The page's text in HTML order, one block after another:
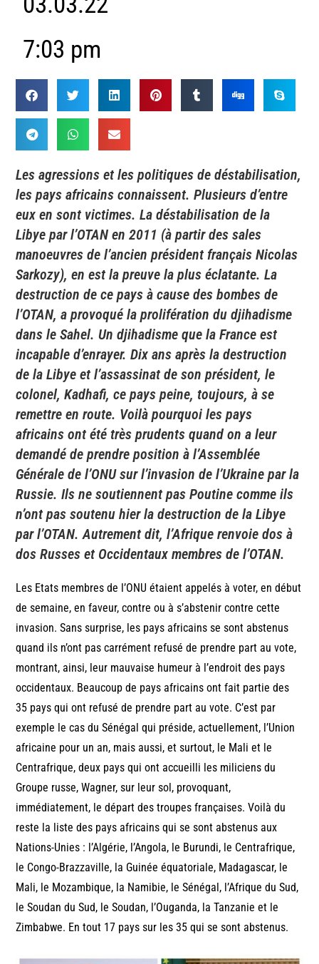
7:03 pm
Les agressions et les politiques de déstabilisation,
les pays africains connaissent. Plusieurs d’entre
eux en sont victimes. La déstabilisation de la
Libye par l’OTAN en 2011 (à partir des sales
manoeuvres de l’ancien président français Nicolas
Sarkozy), en est la preuve la plus éclatante. La
destruction de ce pays à cause des bombes de
l’OTAN, a provoqué la prolifération du djihadisme
dans le Sahel. Un djihadisme que la France est
incapable d’enrayer. Dix ans après la destruction
de la Libye et l’assassinat de son président, le
colonel, Kadhafi, ce pays peine, toujours, à se
remettre en route. Voilà pourquoi les pays
africains ont été très prudents quand on a leur
demandé de prendre position à l’Assemblée
Générale de l’ONU sur l’invasion de l’Ukraine par la
Russie. Ils ne soutiennent pas Poutine comme ils
n’ont pas soutenu hier la destruction de la Libye
par l’OTAN. Autrement dit, l’Afrique renvoie dos à
dos Russes et Occidentaux membres de l’OTAN.
Les Etats membres de l’ONU étaient appelés à voter, en début
de semaine, en faveur, contre ou à s’abstenir contre cette
invasion. Sans surprise, les pays africains se sont abstenus
quand ils n’ont pas carrément refusé de prendre part au vote,
montrant, ainsi, leur mauvaise humeur à l’endroit des pays
occidentaux. Beaucoup de pays africains ont fait partie des
35 pays qui ont refusé de prendre part au vote. C’est par
exemple le cas du Sénégal qui préside, actuellement, l’Union
africaine pour un an, mais aussi, et surtout, le Mali et le
Centrafrique, deux pays qui ont accueilli les miliciens du
Groupe russe, Wagner, sur leur sol, provoquant,
immédiatement, le départ des troupes françaises. Voilà du
reste la liste des pays africains qui se sont abstenus aux
Nations-Unies : l’Algérie, l’Angola, le Burundi, le Centrafrique,
le Congo-Brazzaville, la Guinée équatoriale, Madagascar, le
Mali, le Mozambique, la Namibie, le Sénégal, l’Afrique du Sud,
le Soudan du Sud, le Soudan, l’Ouganda, la Tanzanie et le
Zimbabwe. En tout 17 pays sur les 35 qui se sont abstenus.